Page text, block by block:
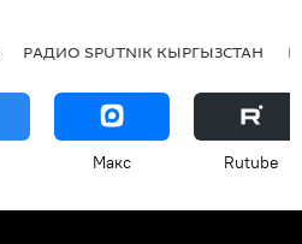
РАДИО SPUTNIK КЫРГЫЗСТАН
Макс Rutube